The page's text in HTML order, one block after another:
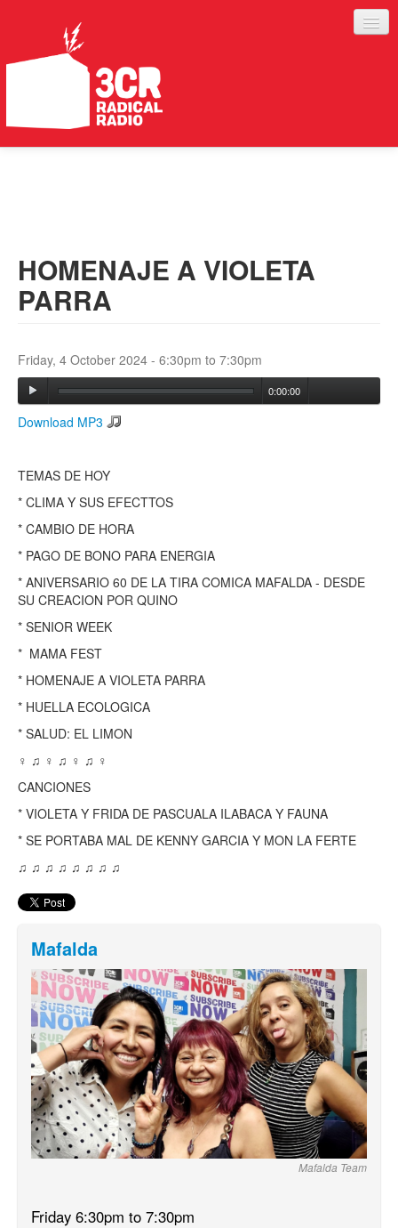
ABOUT
SERVICES
HOMENAJE A VIOLETA
PARRA
Friday, 4 October 2024 - 6:30pm to 7:30pm
0:00:00
Download MP3
TEMAS DE HOY
* CLIMA Y SUS EFECTTOS
* CAMBIO DE HORA
* PAGO DE BONO PARA ENERGIA
* ANIVERSARIO 60 DE LA TIRA COMICA MAFALDA - DESDE
SU CREACION POR QUINO
* SENIOR WEEK
* MAMA FEST
* HOMENAJE A VIOLETA PARRA
* HUELLA ECOLOGICA
* SALUD: EL LIMON
♀ ♫ ♀ ♫ ♀ ♫ ♀
CANCIONES
* VIOLETA Y FRIDA DE PASCUALA ILABACA Y FAUNA
* SE PORTABA MAL DE KENNY GARCIA Y MON LA FERTE
♫ ♫ ♫ ♫ ♫ ♫ ♫ ♫
Mafalda
Mafalda Team
Friday 6:30pm to 7:30pm